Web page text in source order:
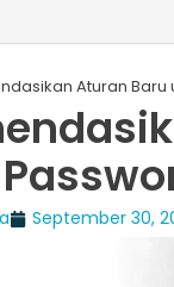
Aturan
September 30,